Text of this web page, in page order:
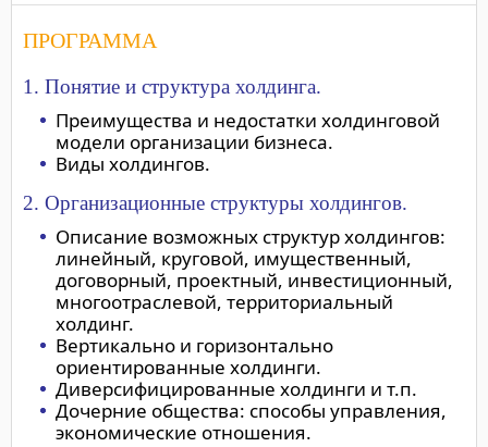
ПРОГРАММА
1. Понятие и структура холдинга.
Преимущества и недостатки холдинговой
модели организации бизнеса.
Виды холдингов.
2. Организационные структуры холдингов.
Описание возможных структур холдингов:
линейный, круговой, имущественный,
договорный, проектный, инвестиционный,
многоотраслевой, территориальный
холдинг.
Вертикально и горизонтально
ориентированные холдинги.
Диверсифицированные холдинги и т.п.
Дочерние общества: способы управления,
экономические отношения.